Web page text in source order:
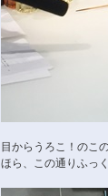
目からうろこ！のこ
ほら、この通りふっ